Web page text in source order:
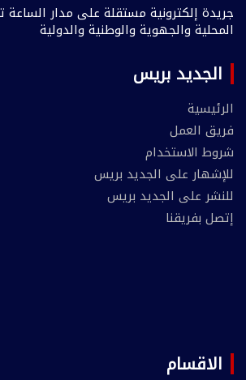
جريدة إلكترونية مستقلة على مدار الساعة
المحلية والجهوية والوطنية والدولية
الجديد بريس
الرئيسية
فريق العمل
شروط الاستخدام
للإشهار على الجديد بريس
للنشر على الجديد بريس
إتصل بفريقنا
الاقسام